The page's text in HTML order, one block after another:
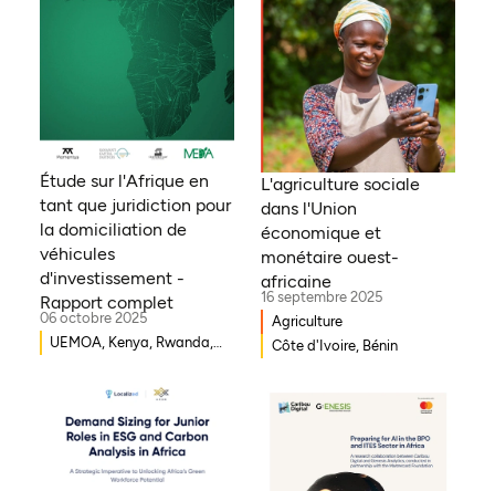
Étude sur l'Afrique en
tant que juridiction pour
la domiciliation de
véhicules
d'investissement -
Rapport complet
06 octobre 2025
UEMOA, Kenya, Rwanda,
Bissau, Djibouti,
Mozambique, Égypte,
Bénin, Ghana, Sénégal,
Zambie, Ouganda, Côte
L'agriculture sociale
dans l'Union
économique et
monétaire ouest-
africaine
16 septembre 2025
Agriculture
Côte d'Ivoire, Bénin